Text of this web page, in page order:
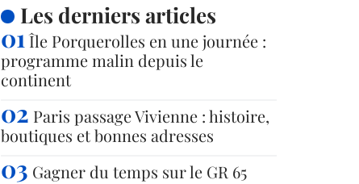
Les derniers articles
Île Porquerolles en une journée :
programme malin depuis le
continent
Paris passage Vivienne : histoire,
boutiques et bonnes adresses
Gagner du temps sur le GR 65